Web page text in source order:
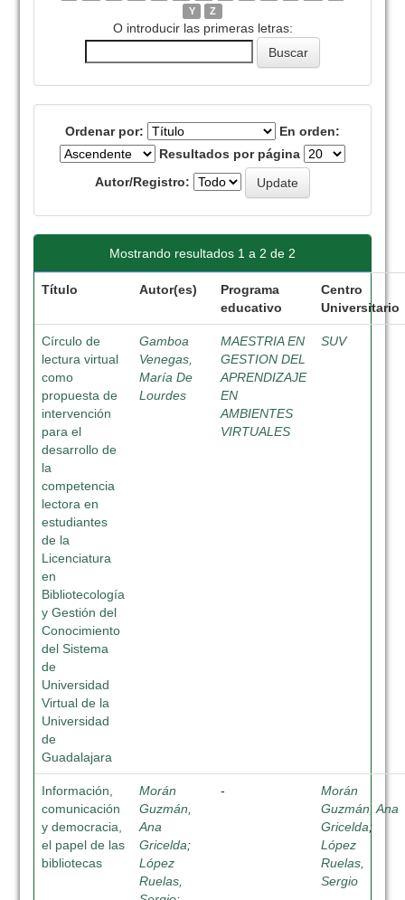
Y
Z
O introducir las primeras letras:
Ordenar por:
En orden:
Resultados por página
Autor/Registro:
Mostrando resultados 1 a 2 de 2
Título Autor(es)
Programa
educativo
Centro
Universitario
Círculo de
lectura virtual
como
propuesta de
intervención
para el
desarrollo de
la
competencia
lectora en
estudiantes
de la
Licenciatura
en
Bibliotecología
y Gestión del
Conocimiento
del Sistema
de
Universidad
Virtual de la
Universidad
de
Guadalajara
Gamboa
Venegas,
María De
Lourdes
MAESTRIA EN
GESTION DEL
APRENDIZAJE
EN
AMBIENTES
VIRTUALES
SUV
Información,
comunicación
y democracia,
el papel de las
bibliotecas
Morán
Guzmán,
Ana
Gricelda;
López
Ruelas,
-
Morán
Guzmán, Ana
Gricelda;
López
Ruelas,
Sergio